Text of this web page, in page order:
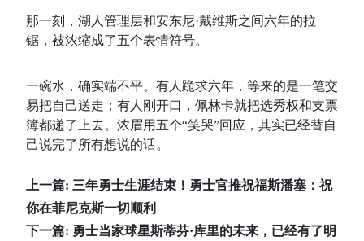
那一刻，湖人管理层和安东尼·戴维斯之间六年的拉
锯，被浓缩成了五个表情符号。
一碗水，确实端不平。有人跪求六年，等来的是一笔交
易把自己送走；有人刚开口，佩林卡就把选秀权和支票
簿都递了上去。浓眉用五个“笑哭”回应，其实已经替自
己说完了所有想说的话。
上一篇: 三年勇士生涯结束！勇士官推祝福斯潘塞：祝
你在菲尼克斯一切顺利
下一篇: 勇士当家球星斯蒂芬·库里的未来，已经有了明